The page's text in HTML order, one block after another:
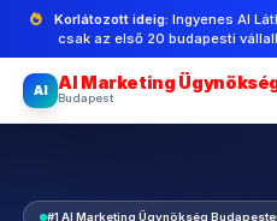
Korlátozott ideig: Ingyenes AI
csak az első 20 budapesti
AI AI Marketing
Budapest
#1 AI Marketing Ügynökség